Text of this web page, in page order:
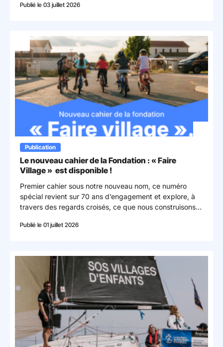
Publié le 03 juillet 2026
Publication
Le nouveau cahier de la Fondation : « Faire
Village » est disponible !
Premier cahier sous notre nouveau nom, ce numéro
spécial revient sur 70 ans d’engagement et explore, à
travers des regards croisés, ce que nous construisons
Publié le 01 juillet 2026